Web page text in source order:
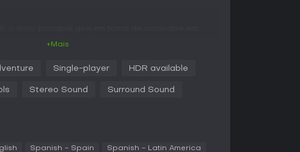
XIII acumula vingança para transformar defesa em
fraquezas além dos elementos básicos.
via sistema de materia, com orbes que concedem
uma progressão em grade. Os combates brilham
+Mais
Single-player HDR available
Stereo Sound Surround Sound
Spanish - Spain Spanish - Latin America